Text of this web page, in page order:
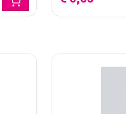
mag krijgen. Kies Impact